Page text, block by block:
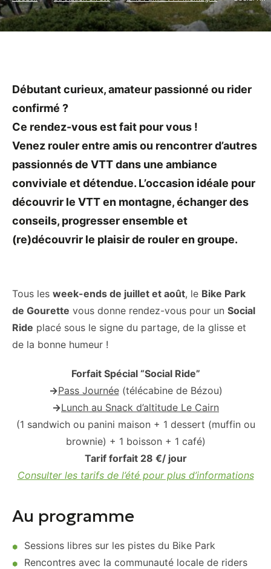
Débutant curieux, amateur passionné ou rider
confirmé ?
Ce rendez-vous est fait pour vous !
Venez rouler entre amis ou rencontrer d’autres
passionnés de VTT dans une ambiance
conviviale et détendue. L’occasion idéale pour
découvrir le VTT en montagne, échanger des
conseils, progresser ensemble et
(re)découvrir le plaisir de rouler en groupe.
Tous les week-ends de juillet et août, le Bike Park
de Gourette vous donne rendez-vous pour un Social
Ride placé sous le signe du partage, de la glisse et
de la bonne humeur !
Forfait Spécial “Social Ride”
→Pass Journée(télécabine de Bézou)
→Lunch au Snack d’altitude Le Cairn
(1 sandwich ou panini maison + 1 dessert (muffin ou
brownie) + 1 boisson + 1 café)
Tarif forfait 28 €/ jour
Consulter les tarifs de l’été pour plus d’informations
Au programme
Sessions libres sur les pistes du Bike Park
Rencontres avec la communauté locale de riders